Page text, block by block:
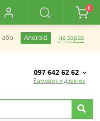
0
або Android не зараз
097 642 62 62
Замовити дзвінок